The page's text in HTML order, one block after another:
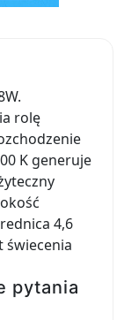
rolę
K generuje
4,6
świecenia
pytania